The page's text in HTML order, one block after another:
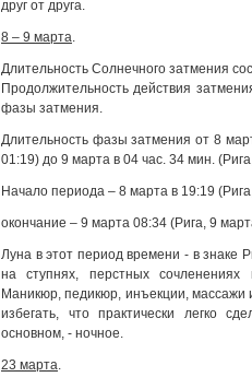
друг от друга.
8 – 9 марта.
Длительность Солнечного затмения
Продолжительность действия
фазы затмения.
Длительность фазы затмения от 8
01:19) до 9 марта в 04 час. 34 мин.
Начало периода – 8 марта в 19:19
окончание – 9 марта 08:34 (Рига, 9
Луна в этот период времени - в
на ступнях, перстных
Маникюр, педикюр, инъекции,
избегать, что практически легко
основном, - ночное.
23 марта.